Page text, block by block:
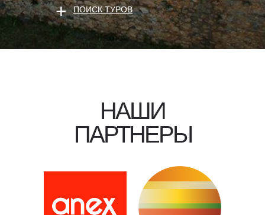
ПОИСК ТУРОВ
+
НАШИ
ПАРТНЕРЫ